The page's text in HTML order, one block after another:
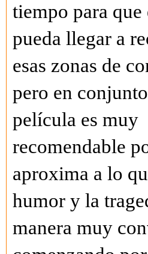
tiempo para
pueda llegar a
esas zonas de
pero en
película es muy
recomendable
aproxima a lo
humor y la
manera muy